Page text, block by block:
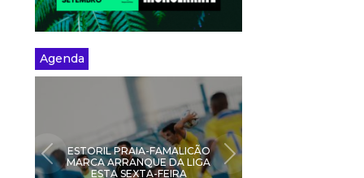
Agenda
ESTORIL PRAIA-FAMALICÃO
MARCA ARRANQUE DA LIGA
ESTA SEXTA-FEIRA
PREVIOUS NEXT